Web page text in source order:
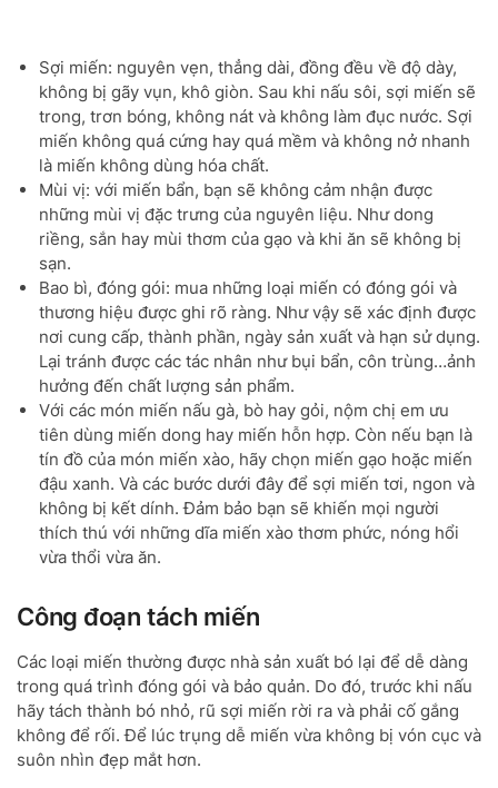
Sợi miến: nguyên vẹn, thẳng dài, đồng đều về độ dày,
không bị gãy vụn, khô giòn. Sau khi nấu sôi, sợi miến sẽ
trong, trơn bóng, không nát và không làm đục nước. Sợi
miến không quá cứng hay quá mềm và không nở nhanh
là miến không dùng hóa chất.
Mùi vị: với miến bẩn, bạn sẽ không cảm nhận được
những mùi vị đặc trưng của nguyên liệu. Như dong
riềng, sắn hay mùi thơm của gạo và khi ăn sẽ không bị
sạn.
Bao bì, đóng gói: mua những loại miến có đóng gói và
thương hiệu được ghi rõ ràng. Như vậy sẽ xác định được
nơi cung cấp, thành phần, ngày sản xuất và hạn sử dụng.
Lại tránh được các tác nhân như bụi bẩn, côn trùng…ảnh
hưởng đến chất lượng sản phẩm.
Với các món miến nấu gà, bò hay gỏi, nộm chị em ưu
tiên dùng miến dong hay miến hỗn hợp. Còn nếu bạn là
tín đồ của món miến xào, hãy chọn miến gạo hoặc miến
đậu xanh. Và các bước dưới đây để sợi miến tơi, ngon và
không bị kết dính. Đảm bảo bạn sẽ khiến mọi người
thích thú với những dĩa miến xào thơm phức, nóng hổi
vừa thổi vừa ăn.
Công đoạn tách miến
Các loại miến thường được nhà sản xuất bó lại để dễ dàng
trong quá trình đóng gói và bảo quản. Do đó, trước khi nấu
hãy tách thành bó nhỏ, rũ sợi miến rời ra và phải cố gắng
không để rối. Để lúc trụng dễ miến vừa không bị vón cục và
suôn nhìn đẹp mắt hơn.